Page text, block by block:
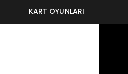
KART OYUNLARI